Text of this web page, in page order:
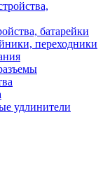
батарейки
переходники
удлинители